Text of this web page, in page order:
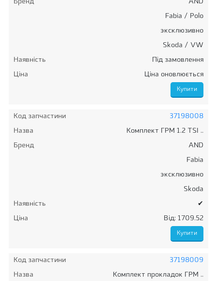
Бренд
AND
Fabia / Polo
эксклюзивно
Skoda / VW
Наявність
Під замовлення
Ціна
Ціна оновлюється
Код запчастини
37198008
Назва
Комплект ГРМ 1.2 TSI ..
Бренд
AND
Fabia
эксклюзивно
Skoda
Наявність
✔
Ціна
Від: 1709.52
Код запчастини
37198009
Назва
Комплект прокладок ГРМ ..